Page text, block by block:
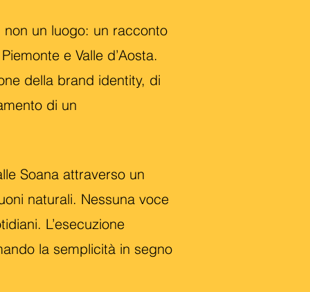
un luogo: un racconto
e Valle d’Aosta.
della brand identity, di
di un
Soana attraverso un
naturali. Nessuna voce
L’esecuzione
la semplicità in segno